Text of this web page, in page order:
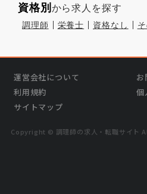
資格別 から求人を探す
調理師 栄養士 資格なし
運営会社について
お
利用規約
個
サイトマップ
Copyright © 調理師の求⼈・転職サイト